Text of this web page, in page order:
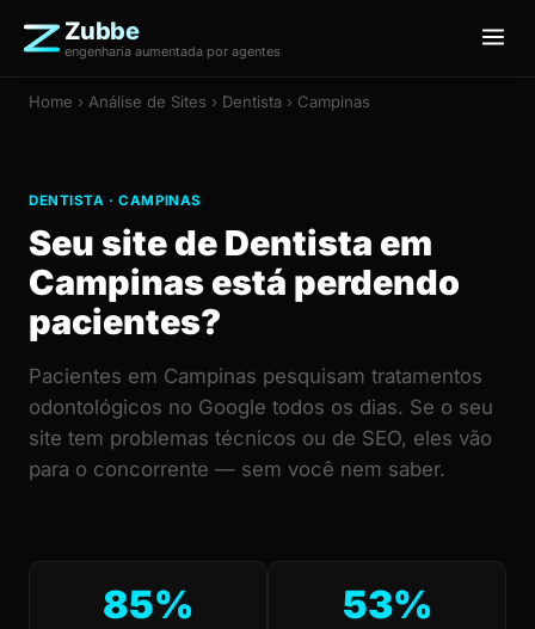
Zubbe
engenharia aumentada por agentes
Home › Análise de Sites › Dentista › Campinas
DENTISTA · CAMPINAS
Seu site de Dentista em
Campinas está perdendo
pacientes?
Pacientes em Campinas pesquisam tratamentos
odontológicos no Google todos os dias. Se o seu
site tem problemas técnicos ou de SEO, eles vão
para o concorrente — sem você nem saber.
85% 53%